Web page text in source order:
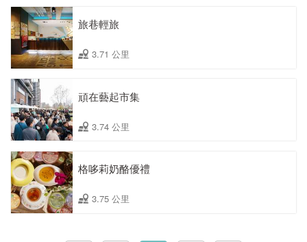
旅巷輕旅
3.71 公里
頑在藝起市集
3.74 公里
格哆莉奶酪優禮
3.75 公里